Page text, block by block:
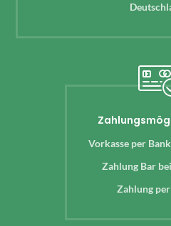
Vorkasse per
Zahlung Bar
Zahlung